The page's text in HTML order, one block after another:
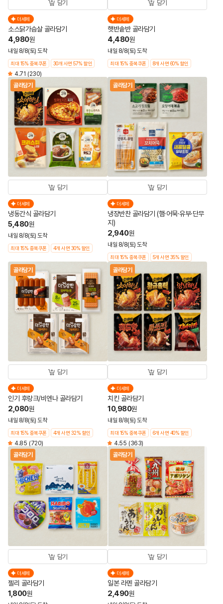
담기
더세페
소스닭가슴살 골라담기
4,980원
내일 8/8(토) 도착
최대 15% 중복쿠폰 30개 사면 57% 할인
4.71 (230)
담기
더세페
햇반솥반 골라담기
4,480원
내일 8/8(토) 도착
최대 15% 중복쿠폰 8개 사면 60% 할인
골라담기
담기
더세페
냉동간식 골라담기
5,480원
내일 8/8(토) 도착
최대 15% 중복쿠폰 4개 사면 30% 할인
골라담기
담기
더세페
냉장반찬 골라담기 (햄·어묵·유부·단무
지)
2,940원
내일 8/8(토) 도착
최대 15% 중복쿠폰 5개 사면 35% 할인
골라담기
담기
더세페
인기 후랑크/비엔나 골라담기
2,080원
내일 8/8(토) 도착
최대 15% 중복쿠폰 4개 사면 32% 할인
4.85 (720)
골라담기
담기
더세페
치킨 골라담기
10,980원
내일 8/8(토) 도착
최대 15% 중복쿠폰 6개 사면 40% 할인
4.55 (363)
골라담기
담기
더세페
젤리 골라담기
1,800원
골라담기
담기
더세페
일본 라멘 골라담기
2,490원